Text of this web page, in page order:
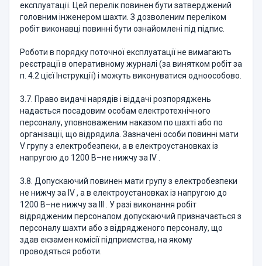
експлуатації. Цей перелік повинен бути затверджений
головним інженером шахти. З дозволеним переліком
робіт виконавці повинні бути ознайомлені під підпис.
Роботи в порядку поточної експлуатації не вимагають
реєстрації в оперативному журналі (за винятком робіт за
п. 4.2 цієї Інструкції) і можуть виконуватися одноособово.
3.7. Право видачі нарядів і віддачі розпоряджень
надається посадовим особам електротехнічного
персоналу, уповноваженим наказом по шахті або по
організації, що відрядила. Зазначені особи повинні мати
V групу з електробезпеки, а в електроустановках із
напругою до 1200 В–не нижчу за IV .
3.8. Допускаючий повинен мати групу з електробезпеки
не нижчу за IV , а в електроустановках із напругою до
1200 В–не нижчу за III . У разі виконання робіт
відрядженим персоналом допускаючий призначається з
персоналу шахти або з відрядженого персоналу, що
здав екзамен комісії підприємства, на якому
проводяться роботи.